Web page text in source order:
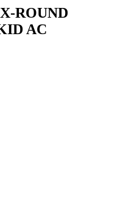
ROUND
AC